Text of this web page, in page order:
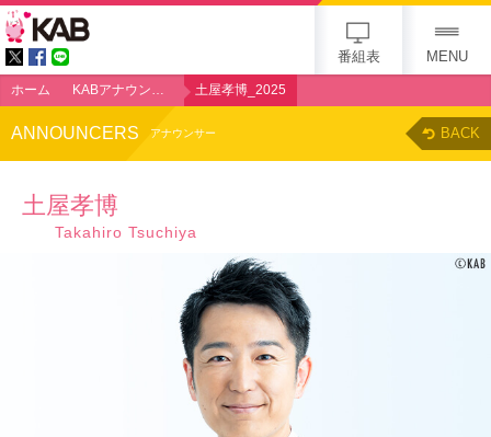
番組表 MENU
ホーム KABアナウンサー 土屋孝博_2025
ANNOUNCERS アナウンサー BACK
土屋孝博
Takahiro Tsuchiya